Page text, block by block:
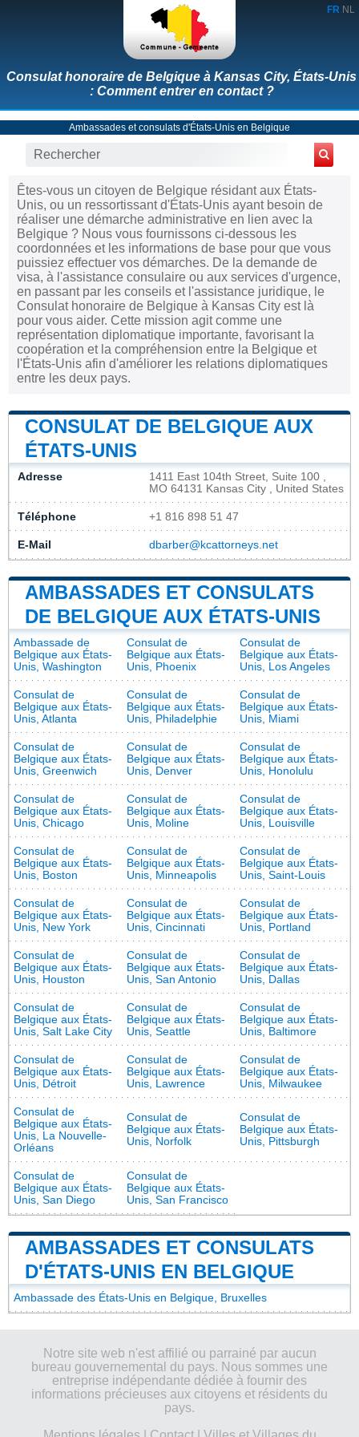
FR NL
Consulat honoraire de Belgique à Kansas City, États-Unis
: Comment entrer en contact ?
Ambassades et consulats d'États-Unis en Belgique
Êtes-vous un citoyen de Belgique résidant aux États-
Unis, ou un ressortissant d'États-Unis ayant besoin de
réaliser une démarche administrative en lien avec la
Belgique ? Nous vous fournissons ci-dessous les
coordonnées et les informations de base pour que vous
puissiez effectuer vos démarches. De la demande de
visa, à l'assistance consulaire ou aux services d'urgence,
en passant par les conseils et l'assistance juridique, le
Consulat honoraire de Belgique à Kansas City est là
pour vous aider. Cette mission agit comme une
représentation diplomatique importante, favorisant la
coopération et la compréhension entre la Belgique et
l'États-Unis afin d'améliorer les relations diplomatiques
entre les deux pays.
CONSULAT DE BELGIQUE AUX
ÉTATS-UNIS
Adresse
1411 East 104th Street, Suite 100 ,
MO 64131 Kansas City , United States
Téléphone +1 816 898 51 47
E-Mail dbarber@kcattorneys.net
AMBASSADES ET CONSULATS
DE BELGIQUE AUX ÉTATS-UNIS
Ambassade de
Belgique aux États-
Unis, Washington
Consulat de
Belgique aux États-
Unis, Phoenix
Consulat de
Belgique aux États-
Unis, Los Angeles
Consulat de
Belgique aux États-
Unis, Atlanta
Consulat de
Belgique aux États-
Unis, Philadelphie
Consulat de
Belgique aux États-
Unis, Miami
Consulat de
Belgique aux États-
Unis, Greenwich
Consulat de
Belgique aux États-
Unis, Denver
Consulat de
Belgique aux États-
Unis, Honolulu
Consulat de
Belgique aux États-
Unis, Chicago
Consulat de
Belgique aux États-
Unis, Moline
Consulat de
Belgique aux États-
Unis, Louisville
Consulat de
Belgique aux États-
Unis, Boston
Consulat de
Belgique aux États-
Unis, Minneapolis
Consulat de
Belgique aux États-
Unis, Saint-Louis
Consulat de
Belgique aux États-
Unis, New York
Consulat de
Belgique aux États-
Unis, Cincinnati
Consulat de
Belgique aux États-
Unis, Portland
Consulat de
Belgique aux États-
Unis, Houston
Consulat de
Belgique aux États-
Unis, San Antonio
Consulat de
Belgique aux États-
Unis, Dallas
Consulat de
Belgique aux États-
Unis, Salt Lake City
Consulat de
Belgique aux États-
Unis, Seattle
Consulat de
Belgique aux États-
Unis, Baltimore
Consulat de
Belgique aux États-
Unis, Détroit
Consulat de
Belgique aux États-
Unis, Lawrence
Consulat de
Belgique aux États-
Unis, Milwaukee
Consulat de
Belgique aux États-
Unis, La Nouvelle-
Orléans
Consulat de
Belgique aux États-
Unis, Norfolk
Consulat de
Belgique aux États-
Unis, Pittsburgh
Consulat de
Belgique aux États-
Unis, San Diego
Consulat de
Belgique aux États-
Unis, San Francisco
AMBASSADES ET CONSULATS
D'ÉTATS-UNIS EN BELGIQUE
Ambassade des États-Unis en Belgique, Bruxelles
Notre site web n'est affilié ou parrainé par aucun
bureau gouvernemental du pays. Nous sommes une
entreprise indépendante dédiée à fournir des
informations précieuses aux citoyens et résidents du
pays.